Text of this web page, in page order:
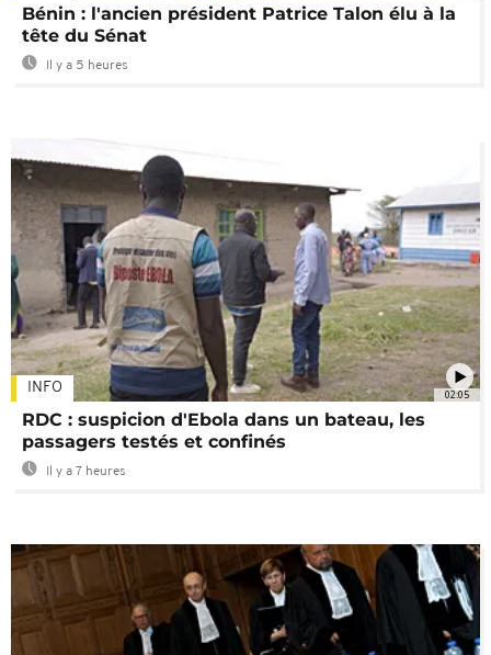
Bénin : l'ancien président Patrice Talon élu à la
tête du Sénat
Il y a 5 heures
02:05
INFO
RDC : suspicion d'Ebola dans un bateau, les
passagers testés et confinés
Il y a 7 heures